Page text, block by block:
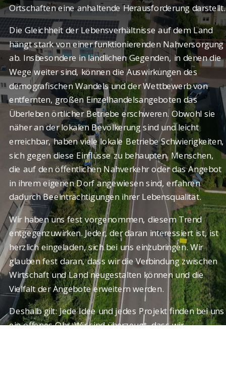
Ortschaften eine anhaltende Herausforderung darstellt.
Die Gleichheit der Lebensverhältnisse auf dem Land
hängt stark von einer funktionierenden Nahversorgung
ab. Insbesondere in ländlichen Gegenden, in denen die
Wege weiter sind, können die Auswirkungen des
demografischen Wandels und der Wettbewerb von
entfernten, großen Einzelhandelsangeboten das
Überleben örtlicher Betriebe erschweren. Obwohl sie
näher an der lokalen Bevölkerung sind und leicht
erreichbar, haben viele lokale Betriebe Schwierigkeiten,
sich gegen diese Einflüsse zu behaupten. Menschen,
die auf den öffentlichen Nahverkehr oder das Angebot
in ihrem eigenen Dorf angewiesen sind, erfahren
dadurch Beeinträchtigungen ihrer Lebensqualität.
Wir haben uns fest vorgenommen, diesem Trend
entgegenzuwirken. Jeder, der daran interessiert ist, ist
herzlich eingeladen, sich bei uns einzubringen. Wir
glauben fest daran, dass wir die Verbindung zwischen
Wirtschaft und Land neugestalten können und die
Vielfalt der Angebote erweitern werden.
Deshalb gilt: Jede Idee und jedes Projekt finden bei uns
ein offenes Ohr. Wir sind überzeugt, dass wir